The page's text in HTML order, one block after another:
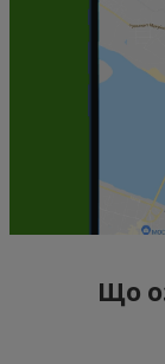
Що